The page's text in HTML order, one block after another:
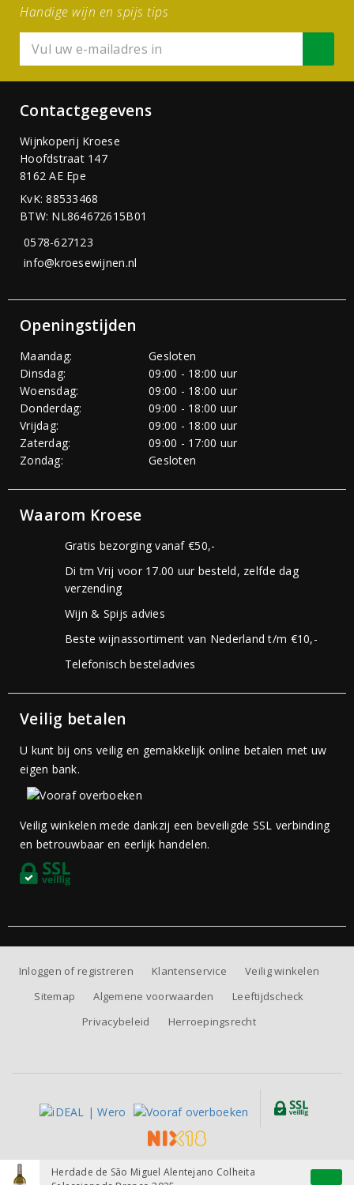
Herdade de São Miguel Alentejano Colheita
Handige wijn en spijs tips
Contactgegevens
Wijnkoperij Kroese
Hoofdstraat 147
8162 AE Epe
KvK: 88533468
BTW: NL864672615B01
0578-627123
info@kroesewijnen.nl
Openingstijden
Maandag:
Gesloten
Dinsdag:
09:00 - 18:00 uur
Woensdag:
09:00 - 18:00 uur
Donderdag:
09:00 - 18:00 uur
Vrijdag:
09:00 - 18:00 uur
Zaterdag:
09:00 - 17:00 uur
Zondag:
Gesloten
Waarom Kroese
Gratis bezorging vanaf €50,-
Di tm Vrij voor 17.00 uur besteld, zelfde dag
verzending
Wijn & Spijs advies
Beste wijnassortiment van Nederland t/m €10,-
Telefonisch besteladvies
Veilig betalen
U kunt bij ons veilig en gemakkelijk online betalen met uw
eigen bank.
Veilig winkelen mede dankzij een beveiligde SSL verbinding
en betrouwbaar en eerlijk handelen.
Inloggen of registreren Klantenservice
Veilig winkelen
Sitemap
Algemene voorwaarden
Leeftijdscheck
Privacybeleid
Herroepingsrecht
Alle prijzen zijn inclusief BTW, exclusief eventuele verzendkosten.